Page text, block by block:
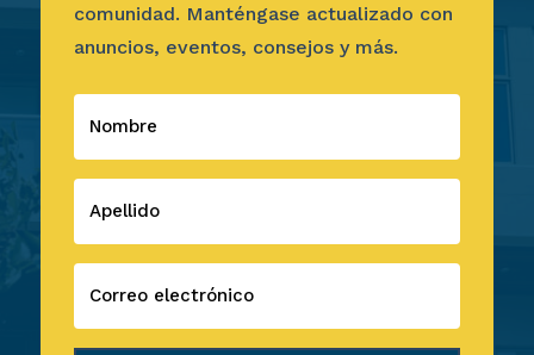
comunidad. Manténgase actualizado con
anuncios, eventos, consejos y más.